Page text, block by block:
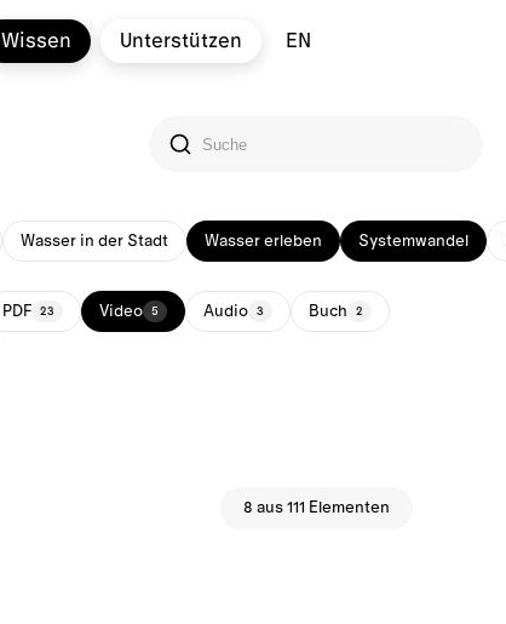
Wissen Unterstützen EN
Wasser in der Stadt Wasser erleben Systemwandel
PDF 23 Video 5 Audio 3 Buch 2
8 aus 111 Elementen